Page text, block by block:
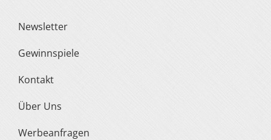
Newsletter
Gewinnspiele
Kontakt
Über Uns
Werbeanfragen